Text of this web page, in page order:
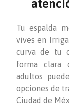
Tu espalda
vives en
curva de tu
forma clara
adultos
opciones de
Ciudad de